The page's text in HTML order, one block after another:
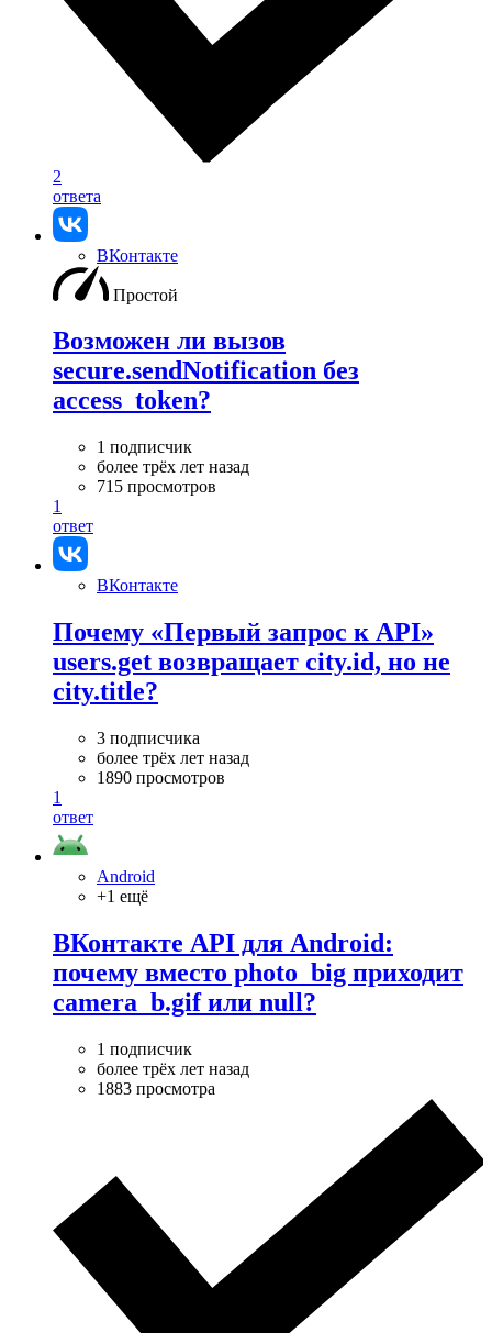
2
ответа
ВКонтакте
Простой
Возможен ли вызов
secure.sendNotification без
access_token?
1 подписчик
более трёх лет назад
715 просмотров
1
ответ
ВКонтакте
Почему «Первый запрос к API»
users.get возвращает city.id, но не
city.title?
3 подписчика
более трёх лет назад
1890 просмотров
1
ответ
Android
+1 ещё
ВКонтакте API для Android:
почему вместо photo_big приходит
camera_b.gif или null?
1 подписчик
более трёх лет назад
1883 просмотра